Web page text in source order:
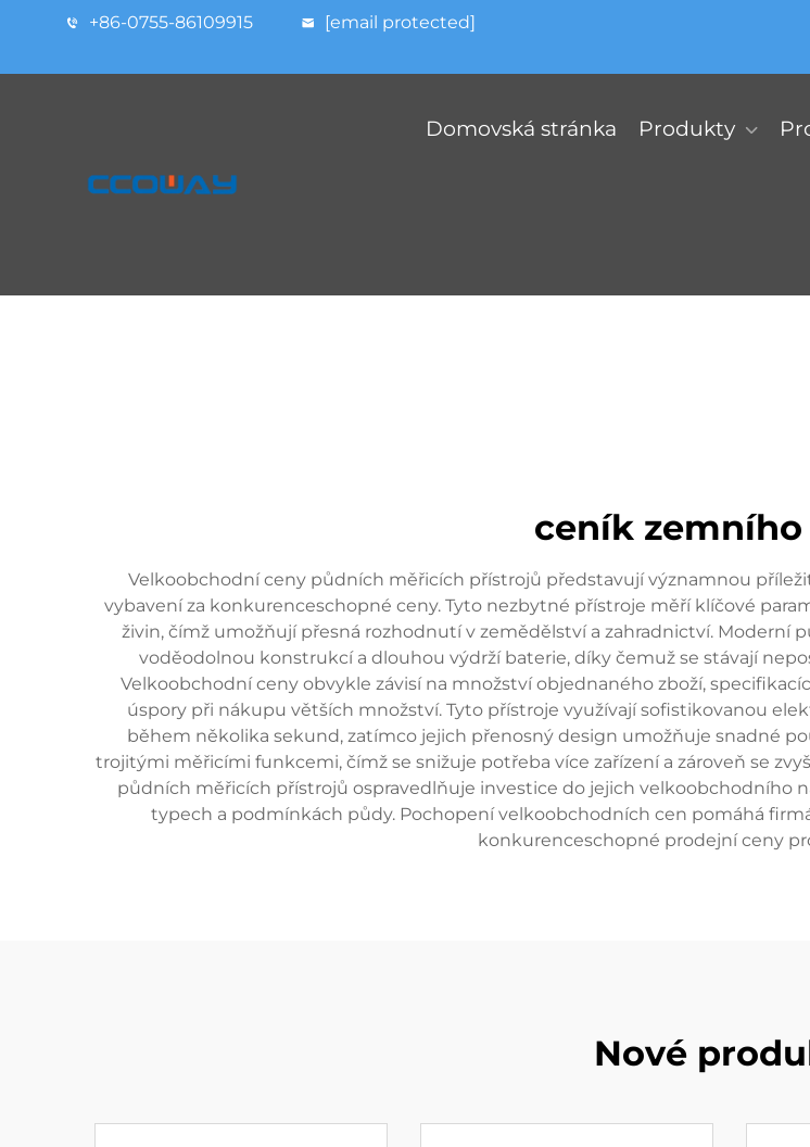
+86-0755-86109915 [email protected]
Domovská stránka Produkty
ceník
Velkoobchodní ceny půdních měřicích přístrojů představují významnou
vybavení za konkurenceschopné ceny. Tyto nezbytné přístroje měří klíčové
živin, čímž umožňují přesná rozhodnutí v zemědělství a zahradnictví.
voděodolnou konstrukcí a dlouhou výdrží baterie, díky čemuž se stávají
Velkoobchodní ceny obvykle závisí na množství objednaného zboží,
úspory při nákupu větších množství. Tyto přístroje využívají sofistikovanou
během několika sekund, zatímco jejich přenosný design umožňuje snadné
trojitými měřicími funkcemi, čímž se snižuje potřeba více zařízení a zároveň se
půdních měřicích přístrojů ospravedlňuje investice do jejich velkoobchodního
typech a podmínkách půdy. Pochopení velkoobchodních cen pomáhá
konkurenceschopné prodejní ceny
Nové